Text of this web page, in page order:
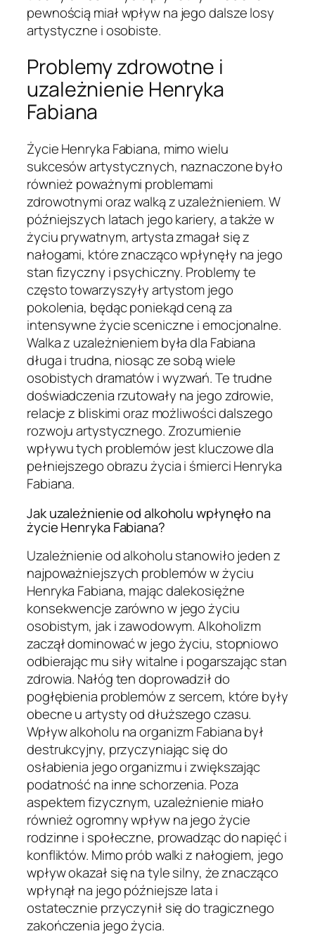
pewnością miał wpływ na jego dalsze losy
artystyczne i osobiste.
Problemy zdrowotne i
uzależnienie Henryka
Fabiana
Życie Henryka Fabiana, mimo wielu
sukcesów artystycznych, naznaczone było
również poważnymi problemami
zdrowotnymi oraz walką z uzależnieniem. W
późniejszych latach jego kariery, a także w
życiu prywatnym, artysta zmagał się z
nałogami, które znacząco wpłynęły na jego
stan fizyczny i psychiczny. Problemy te
często towarzyszyły artystom jego
pokolenia, będąc poniekąd ceną za
intensywne życie sceniczne i emocjonalne.
Walka z uzależnieniem była dla Fabiana
długa i trudna, niosąc ze sobą wiele
osobistych dramatów i wyzwań. Te trudne
doświadczenia rzutowały na jego zdrowie,
relacje z bliskimi oraz możliwości dalszego
rozwoju artystycznego. Zrozumienie
wpływu tych problemów jest kluczowe dla
pełniejszego obrazu życia i śmierci Henryka
Fabiana.
Jak uzależnienie od alkoholu wpłynęło na
życie Henryka Fabiana?
Uzależnienie od alkoholu stanowiło jeden z
najpoważniejszych problemów w życiu
Henryka Fabiana, mając dalekosiężne
konsekwencje zarówno w jego życiu
osobistym, jak i zawodowym. Alkoholizm
zaczął dominować w jego życiu, stopniowo
odbierając mu siły witalne i pogarszając stan
zdrowia. Nałóg ten doprowadził do
pogłębienia problemów z sercem, które były
obecne u artysty od dłuższego czasu.
Wpływ alkoholu na organizm Fabiana był
destrukcyjny, przyczyniając się do
osłabienia jego organizmu i zwiększając
podatność na inne schorzenia. Poza
aspektem fizycznym, uzależnienie miało
również ogromny wpływ na jego życie
rodzinne i społeczne, prowadząc do napięć i
konfliktów. Mimo prób walki z nałogiem, jego
wpływ okazał się na tyle silny, że znacząco
wpłynął na jego późniejsze lata i
ostatecznie przyczynił się do tragicznego
zakończenia jego życia.